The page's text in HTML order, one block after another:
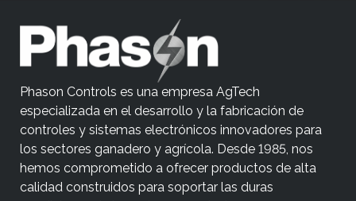
Phason Controls es una empresa AgTech
especializada en el desarrollo y la fabricación de
controles y sistemas electrónicos innovadores para
los sectores ganadero y agrícola. Desde 1985, nos
hemos comprometido a ofrecer productos de alta
calidad construidos para soportar las duras